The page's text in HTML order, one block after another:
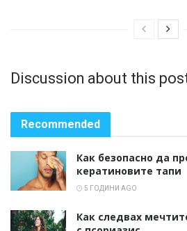
Discussion about this
Recommended
Как безопасно да
кератиновите тапи
5 ГОДИНИ AGO
Как следвах